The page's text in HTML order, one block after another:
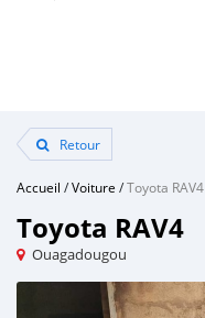
Retour
Accueil /Voiture /Toyota RAV4
Toyota RAV4
Ouagadougou